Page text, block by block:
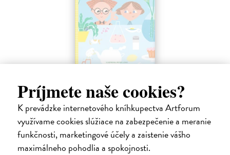
Príjmete naše cookies?
K prevádzke internetového kníhkupectva Artforum
využívame cookies slúžiace na zabezpečenie a meranie
funkčnosti, marketingové účely a zaistenie vášho
maximálneho pohodlia a spokojnosti.
laboratóriu
Šušaníková Ivana | Kniha
Vedeli ste, že si doma môžete vyrobiť soľné šperky, vlastné jogurty,
recyklovaný papier aj dúhu? Vyskúšajte so svojimi deťmi tridsať
jednoduchých pokusov s bežnými predmetmi a materiálmi.
Na sklade ?